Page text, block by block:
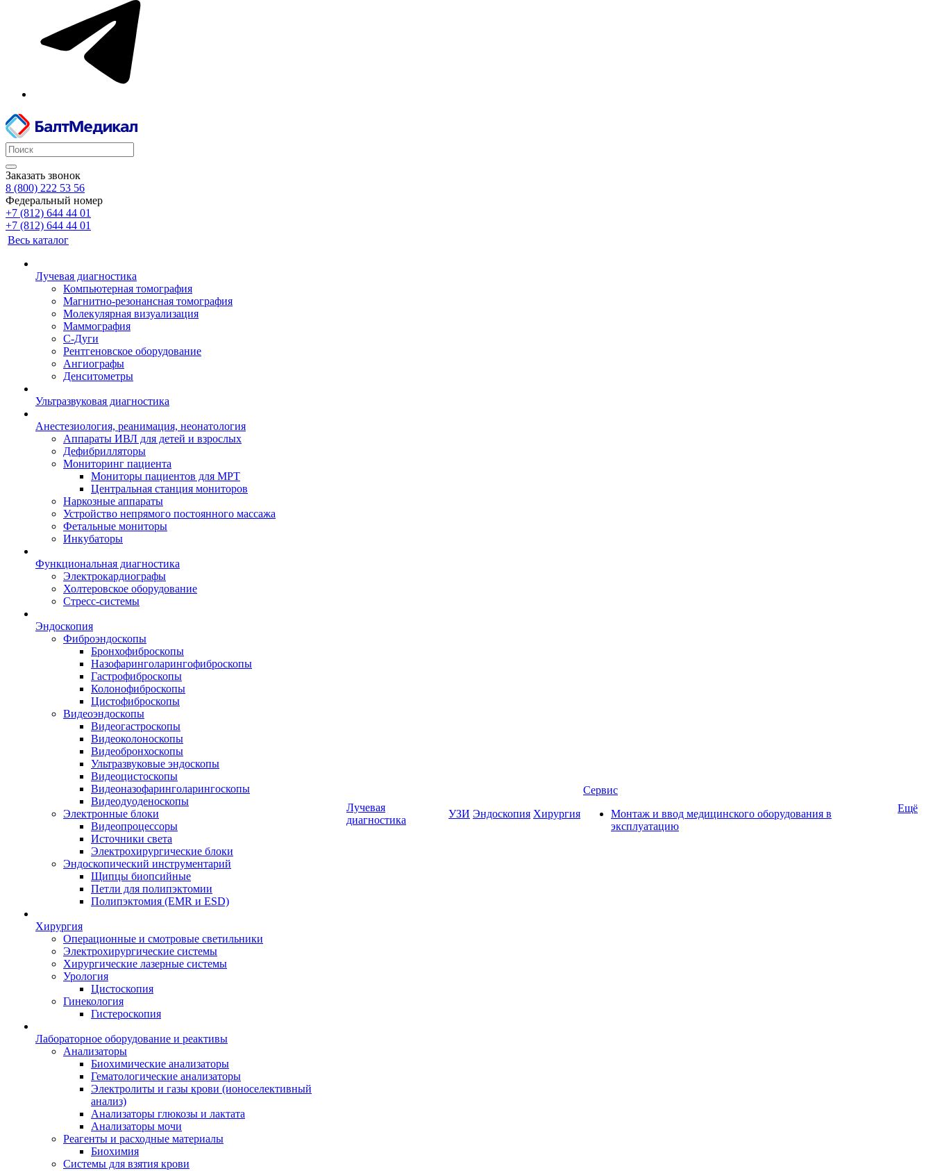
Заказать звонок
8 (800) 222 53 56
Федеральный номер
+7 (812) 644 44 01
+7 (812) 644 44 01
Весь каталог
Лучевая диагностика
Компьютерная томография
Магнитно-резонансная томография
Молекулярная визуализация
Маммография
С-Дуги
Рентгеновское оборудование
Ангиографы
Денситометры
Ультразвуковая диагностика
Анестезиология, реанимация, неонатология
Аппараты ИВЛ для детей и взрослых
Дефибрилляторы
Мониторинг пациента
Мониторы пациентов для МРТ
Центральная станция мониторов
Наркозные аппараты
Устройство непрямого постоянного массажа
Фетальные мониторы
Инкубаторы
Функциональная диагностика
Электрокардиографы
Холтеровское оборудование
Стресс-системы
Эндоскопия
Фиброэндоскопы
Бронхофиброскопы
Назофаринголарингофиброскопы
Гастрофиброскопы
Колонофиброскопы
Цистофиброскопы
Видеоэндоскопы
Видеогастроскопы
Видеоколоноскопы
Видеобронхоскопы
Ультразвуковые эндоскопы
Видеоцистоскопы
Видеоназофаринголарингоскопы
Видеодуоденоскопы
Электронные блоки
Видеопроцессоры
Источники света
Электрохирургические блоки
Эндоскопический инструментарий
Щипцы биопсийные
Петли для полипэктомии
Полипэктомия (EMR и ESD)
Хирургия
Операционные и смотровые светильники
Электрохирургические системы
Хирургические лазерные системы
Урология
Цистоскопия
Гинекология
Гистероскопия
Лабораторное оборудование и реактивы
Анализаторы
Биохимические анализаторы
Гематологические анализаторы
Электролиты и газы крови (ионоселективный
анализ)
Анализаторы глюкозы и лактата
Анализаторы мочи
Реагенты и расходные материалы
Биохимия
Системы для взятия крови
Лучевая
диагностика
УЗИ Эндоскопия Хирургия
Сервис
Монтаж и ввод медицинского оборудования в
эксплуатацию
Ещё